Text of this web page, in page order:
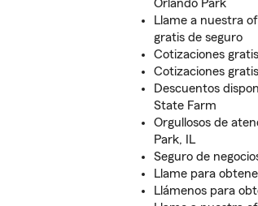
Orlando Park
Llame a nuestra
gratis de seguro
Cotizaciones
Cotizaciones
Descuentos
State Farm
Orgullosos de
Park, IL
Seguro de
Llame para
Llámenos para